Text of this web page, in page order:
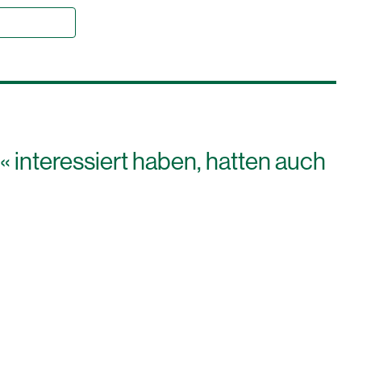
« interessiert haben, hatten auch